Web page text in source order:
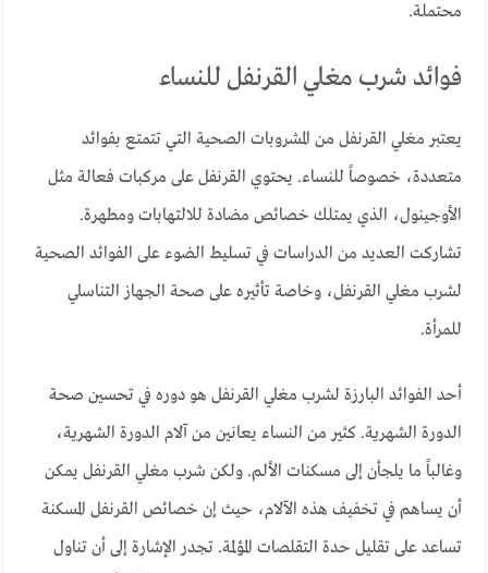
محتملة.
فوائد شرب مغلي القرنفل للنساء
يعتبر مغلي القرنفل من المشروبات الصحية التي تتمتع بفوائد
متعددة، خصوصاً للنساء. يحتوي القرنفل على مركبات فعالة مثل
الأوجينول، الذي يمتلك خصائص مضادة للالتهابات ومطهرة.
تشاركت العديد من الدراسات في تسليط الضوء على الفوائد الصحية
لشرب مغلي القرنفل، وخاصة تأثيره على صحة الجهاز التناسلي
للمرأة.
أحد الفوائد البارزة لشرب مغلي القرنفل هو دوره في تحسين صحة
الدورة الشهرية. كثير من النساء يعانين من آلام الدورة الشهرية،
وغالباً ما يلجأن إلى مسكنات الألم. ولكن شرب مغلي القرنفل يمكن
أن يساهم في تخفيف هذه الآلام، حيث إن خصائص القرنفل المسكنة
تساعد على تقليل حدة التقلصات المؤلمة. تجدر الإشارة إلى أن تناول